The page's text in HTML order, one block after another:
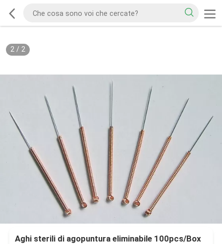
2/ 2
Aghi sterili di agopuntura eliminabile 100pcs/Box